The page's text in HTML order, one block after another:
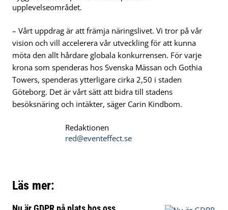
upplevelseområdet.
– Vårt uppdrag är att främja näringslivet. Vi tror på vår
vision och vill accelerera vår utveckling för att kunna
möta den allt hårdare globala konkurrensen. För varje
krona som spenderas hos Svenska Mässan och Gothia
Towers, spenderas ytterligare cirka 2,50 i staden
Göteborg. Det är vårt sätt att bidra till stadens
besöksnäring och intäkter, säger Carin Kindbom.
Redaktionen
red@eventeffect.se
Läs mer: